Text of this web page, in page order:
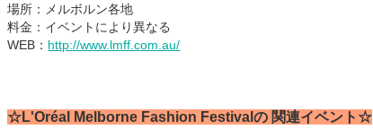
場所：メルボルン各地
料金：イベントにより異なる
WEB： http://www.lmff.com.au/
☆L'Oréal Melborne Fashion Festivalの 関連イベント☆